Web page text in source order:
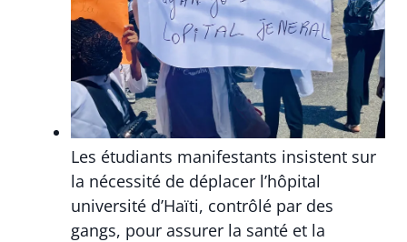
Les étudiants manifestants insistent sur
la nécessité de déplacer l’hôpital
université d’Haïti, contrôlé par des
gangs, pour assurer la santé et la